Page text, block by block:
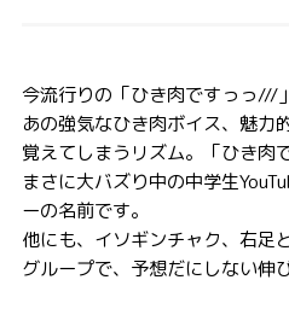
今流行りの「ひき肉ですっっ///
あの強気なひき肉ボイス、魅力
覚えてしまうリズム。「ひき肉
まさに大バズり中の中学生
ーの名前です。
他にも、イソギンチャク、右足
グループで、予想だにしない伸